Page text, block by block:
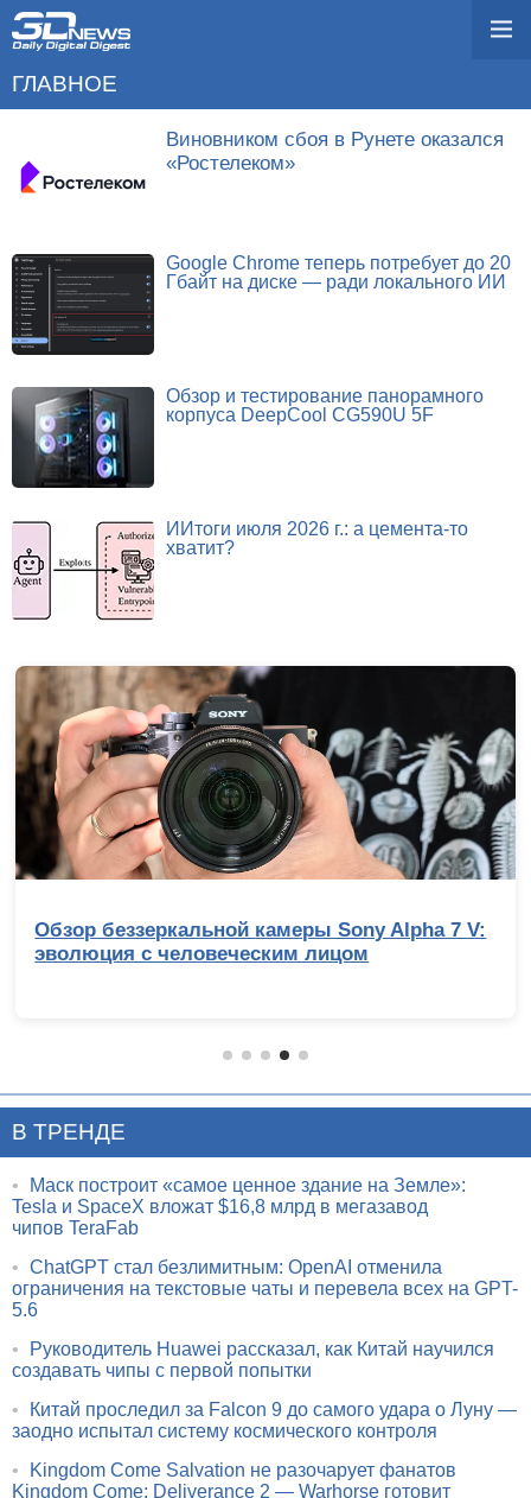
ГЛАВНОЕ
Виновником сбоя в Рунете оказался
«Ростелеком»
Google Chrome теперь потребует до 20
Гбайт на диске — ради локального ИИ
Обзор и тестирование панорамного
корпуса DeepCool CG590U 5F
ИИтоги июля 2026 г.: а цемента-то
хватит?
Обзор беззеркальной камеры Sony Alpha 7 V:
эволюция с человеческим лицом
В ТРЕНДЕ
•
Маск построит «самое ценное здание на Земле»:
Tesla и SpaceX вложат $16,8 млрд в мегазавод
чипов TeraFab
• ChatGPT стал безлимитным: OpenAI отменила
ограничения на текстовые чаты и перевела всех на GPT-
5.6
•
Руководитель Huawei рассказал, как Китай научился
создавать чипы с первой попытки
•
Китай проследил за Falcon 9 до самого удара о Луну —
заодно испытал систему космического контроля
•
Kingdom Come Salvation не разочарует фанатов
Kingdom Come: Deliverance 2 — Warhorse готовит